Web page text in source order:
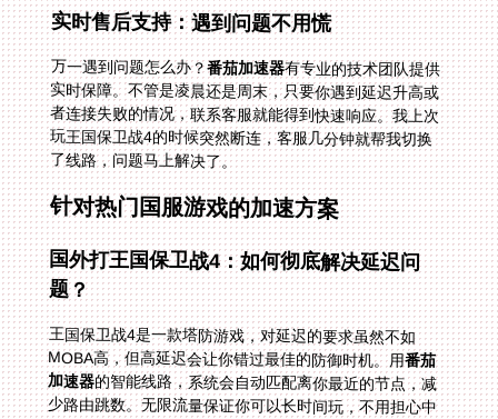
实时售后支持：遇到问题不用慌
万一遇到问题怎么办？番茄加速器有专业的技术团队提供
实时保障。不管是凌晨还是周末，只要你遇到延迟升高或
者连接失败的情况，联系客服就能得到快速响应。我上次
玩王国保卫战4的时候突然断连，客服几分钟就帮我切换
了线路，问题马上解决了。
针对热门国服游戏的加速方案
国外打王国保卫战4：如何彻底解决延迟问
题？
王国保卫战4是一款塔防游戏，对延迟的要求虽然不如
MOBA高，但高延迟会让你错过最佳的防御时机。用番茄
加速器的智能线路，系统会自动匹配离你最近的节点，减
少路由跳数。无限流量保证你可以长时间玩，不用担心中
途断连。而且专线传输让数据更稳定，延迟稳定在40-